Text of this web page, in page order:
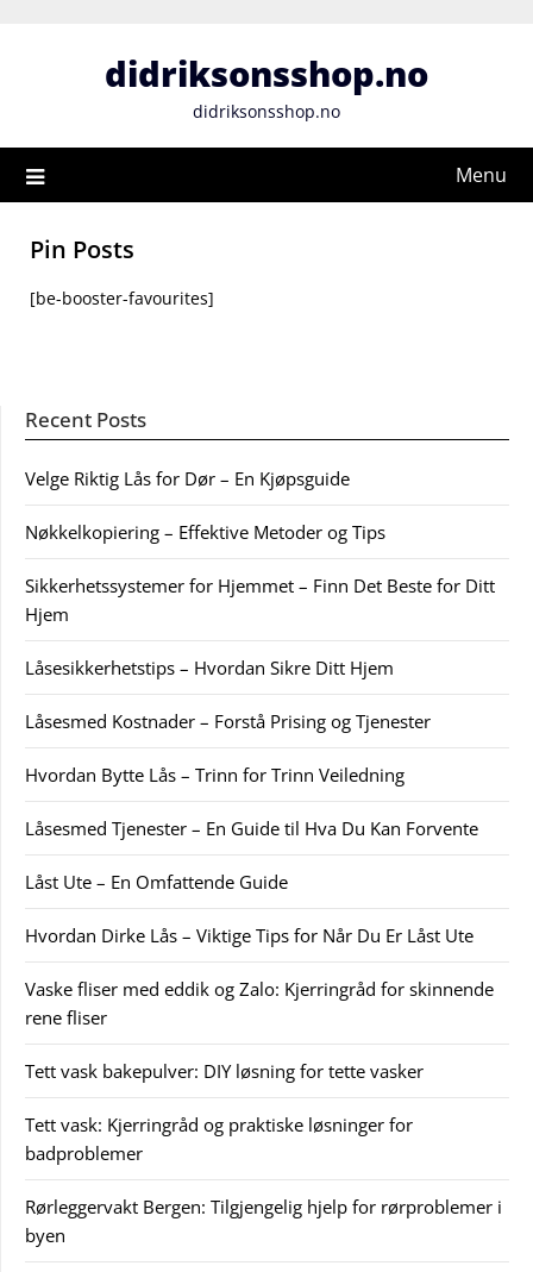
didriksonsshop.no
didriksonsshop.no
Menu
Pin Posts
[be-booster-favourites]
Recent Posts
Velge Riktig Lås for Dør – En Kjøpsguide
Nøkkelkopiering – Effektive Metoder og Tips
Sikkerhetssystemer for Hjemmet – Finn Det Beste for Ditt
Hjem
Låsesikkerhetstips – Hvordan Sikre Ditt Hjem
Låsesmed Kostnader – Forstå Prising og Tjenester
Hvordan Bytte Lås – Trinn for Trinn Veiledning
Låsesmed Tjenester – En Guide til Hva Du Kan Forvente
Låst Ute – En Omfattende Guide
Hvordan Dirke Lås – Viktige Tips for Når Du Er Låst Ute
Vaske fliser med eddik og Zalo: Kjerringråd for skinnende
rene fliser
Tett vask bakepulver: DIY løsning for tette vasker
Tett vask: Kjerringråd og praktiske løsninger for
badproblemer
Rørleggervakt Bergen: Tilgjengelig hjelp for rørproblemer i
byen